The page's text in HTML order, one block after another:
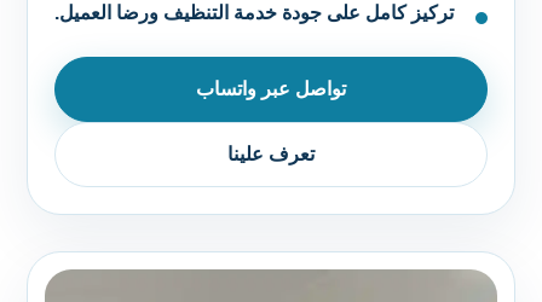
تركيز كامل على جودة خدمة التنظيف ورضا العميل.
تواصل عبر واتساب
تعرف علينا